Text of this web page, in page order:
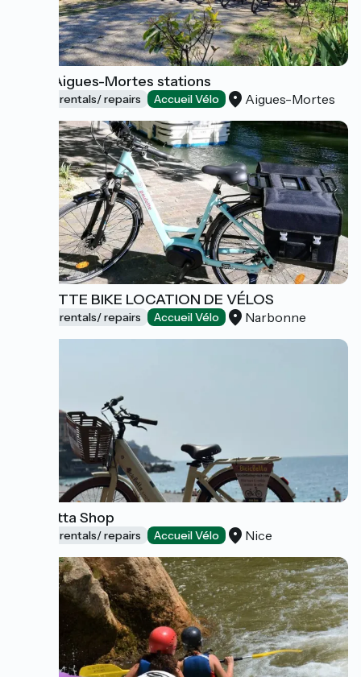
Bee's Aigues-Mortes stations
Bicycle rentals/ repairs Accueil Vélo Aigues-Mortes
PAULETTE BIKE LOCATION DE VÉLOS
Bicycle rentals/ repairs Accueil Vélo Narbonne
Bicicletta Shop
Bicycle rentals/ repairs Accueil Vélo Nice